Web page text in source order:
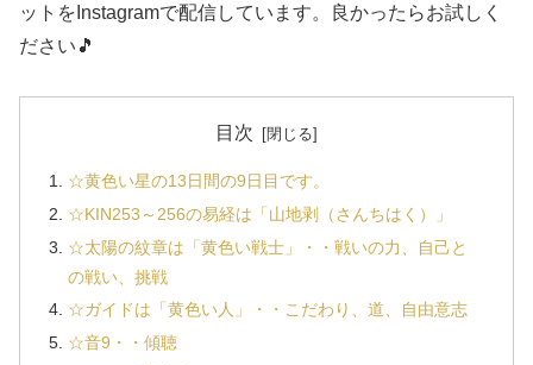
ットをInstagramで配信しています。良かったらお試しく
ださい🎵
目次
☆黄色い星の13日間の9日目です。
☆KIN253～256の易経は「山地剥（さんちはく）」
☆太陽の紋章は「黄色い戦士」・・戦いの力、自己と
の戦い、挑戦
☆ガイドは「黄色い人」・・こだわり、道、自由意志
☆音9・・傾聴